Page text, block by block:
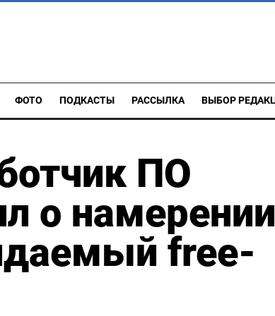
ФОТО ПОДКАСТЫ РАССЫЛКА ВЫБОР
ПО
о намерении
free-